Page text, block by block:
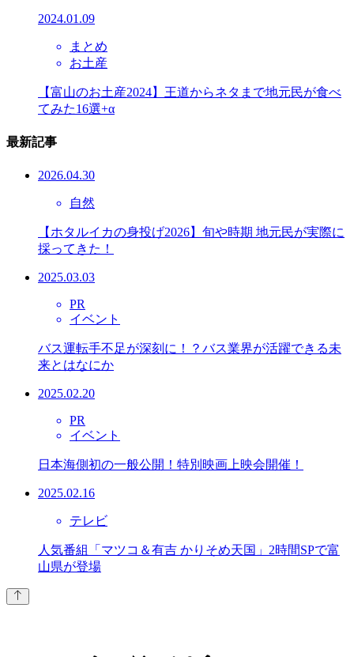
2024.01.09
まとめ
お土産
【富山のお土産2024】王道からネタまで地元民が食べ
てみた16選+α
最新記事
2026.04.30
自然
【ホタルイカの身投げ2026】旬や時期 地元民が実際に
採ってきた！
2025.03.03
PR
イベント
バス運転手不足が深刻に！？バス業界が活躍できる未
来とはなにか
2025.02.20
PR
イベント
日本海側初の一般公開！特別映画上映会開催！
2025.02.16
テレビ
人気番組「マツコ＆有吉 かりそめ天国」2時間SPで富
山県が登場